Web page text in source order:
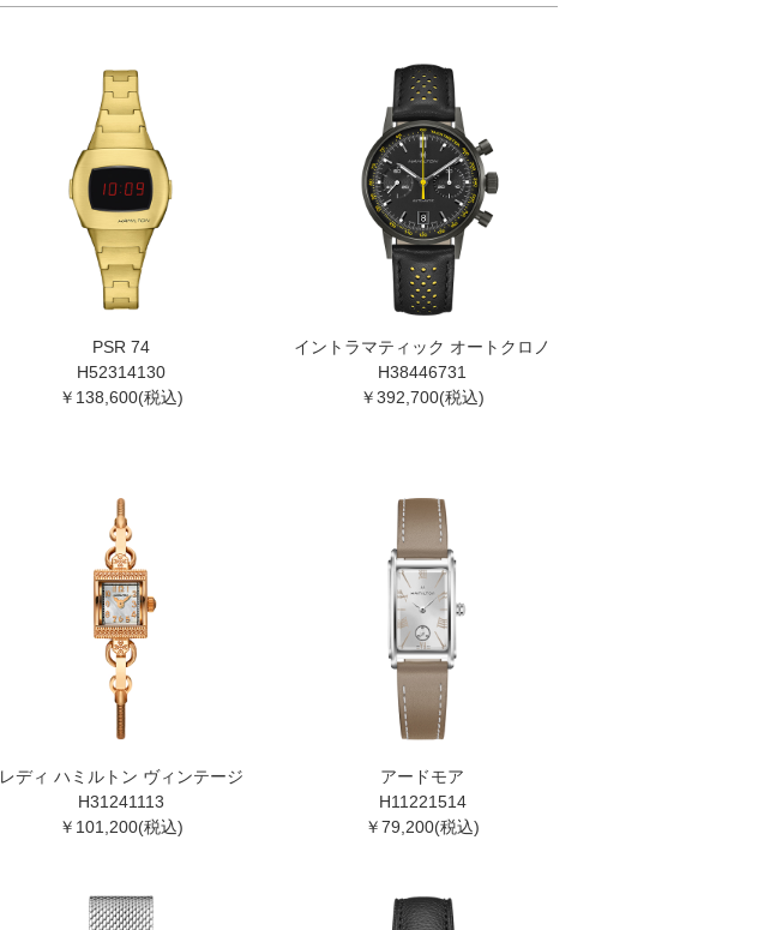
PSR 74
H52314130
￥138,600(税込)
イントラマティック オートクロノ
H38446731
￥392,700(税込)
レディ ハミルトン ヴィンテージ
H31241113
￥101,200(税込)
アードモア
H11221514
￥79,200(税込)